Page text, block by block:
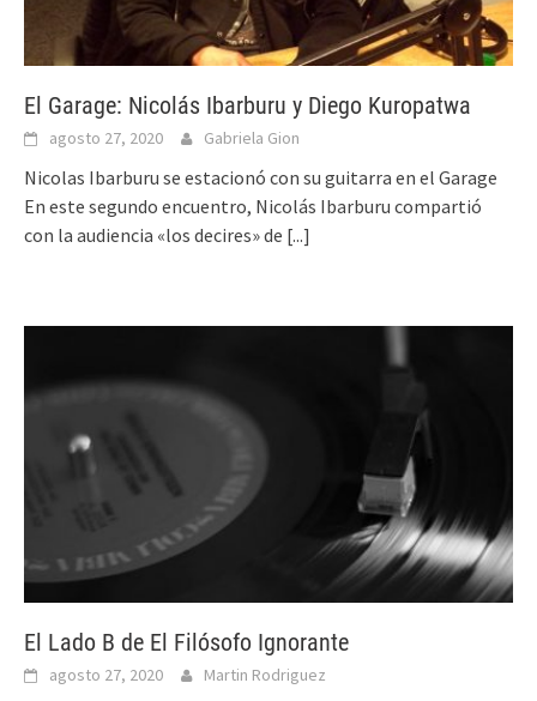
El Garage: Nicolás Ibarburu y Diego Kuropatwa
agosto 27, 2020 Gabriela Gion
Nicolas Ibarburu se estacionó con su guitarra en el Garage
En este segundo encuentro, Nicolás Ibarburu compartió
con la audiencia «los decires» de [...]
El Lado B de El Filósofo Ignorante
agosto 27, 2020 Martin Rodriguez